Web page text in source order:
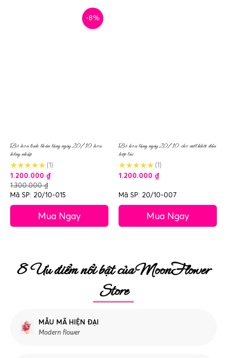
-8%
Bó hoa tình thân tặng ngày 20/10 hoa
hồng nhập
(1)
1.200.000 ₫
1.300.000₫
Mã SP: 20/10-015
Mua Ngay
Bó hoa tặng ngày 20/10 cho một khởi đầu
hợp tác
(1)
1.200.000 ₫
Mã SP: 20/10-007
Mua Ngay
8 Ưu điểm nổi bật của MoonFlower
Store
MẪU MÃ HIỆN ĐẠI
Modern flower